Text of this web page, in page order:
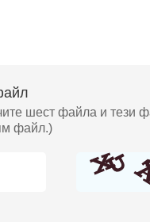
шест файла и тези
файл.)